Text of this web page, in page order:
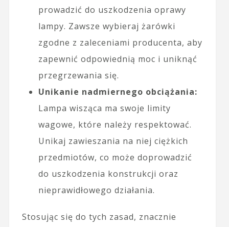
prowadzić do uszkodzenia oprawy
lampy. Zawsze wybieraj żarówki
zgodne z zaleceniami producenta, aby
zapewnić odpowiednią moc i uniknąć
przegrzewania się.
Unikanie nadmiernego obciążania:
Lampa wisząca ma swoje limity
wagowe, które należy respektować.
Unikaj zawieszania na niej ciężkich
przedmiotów, co może doprowadzić
do uszkodzenia konstrukcji oraz
nieprawidłowego działania.
Stosując się do tych zasad, znacznie